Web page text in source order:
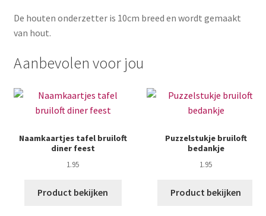
De houten onderzetter is 10cm breed en wordt gemaakt
van hout.
Aanbevolen voor jou
Naamkaartjes tafel bruiloft
diner feest
1.95
Product bekijken
Puzzelstukje bruiloft
bedankje
1.95
Product bekijken